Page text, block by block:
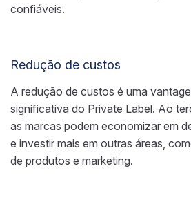
confiáveis.
Redução de custos
A redução de custos é uma
significativa do Private Label. Ao
as marcas podem economizar em
e investir mais em outras áreas,
de produtos e marketing.